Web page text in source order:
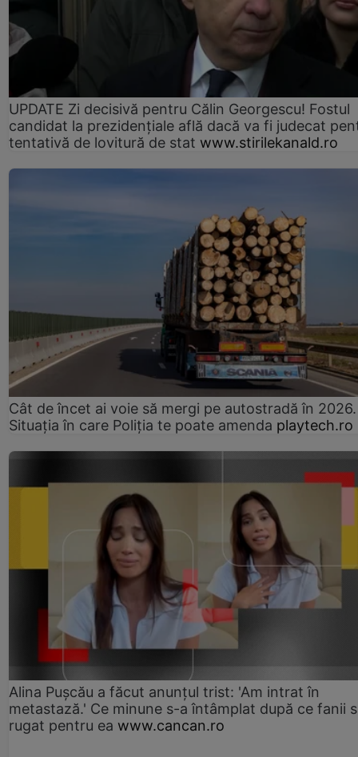
UPDATE Zi decisivă pentru Călin Georgescu! Fostul
candidat la prezidențiale află dacă va fi judecat
tentativă de lovitură de stat www.stirilekanald.ro
Cât de încet ai voie să mergi pe autostradă în 2026.
Situația în care Poliția te poate amenda playtech.ro
Alina Pușcău a făcut anunțul trist: 'Am intrat în
metastază.' Ce minune s-a întâmplat după ce fanii
rugat pentru ea www.cancan.ro